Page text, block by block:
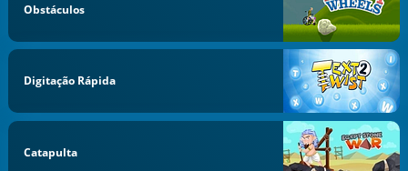
Obstáculos
Digitação Rápida
Catapulta